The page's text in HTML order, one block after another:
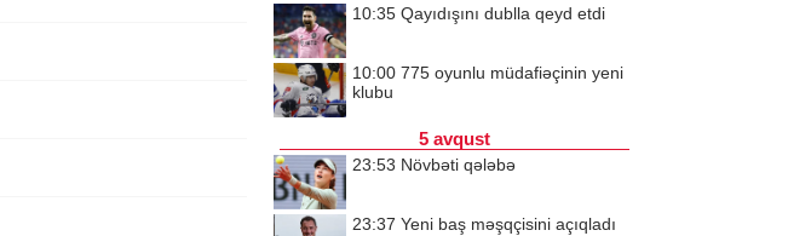
10:35 Qayıdışını dublla qeyd etdi
10:00 775 oyunlu müdafiəçinin yeni
klubu
5 avqust
23:53 Növbəti qələbə
23:37 Yeni baş məşqçisini açıqladı